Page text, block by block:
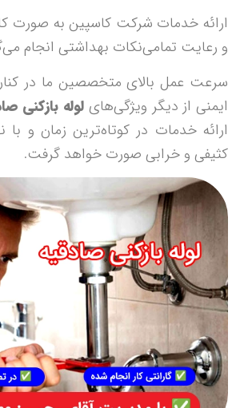
ارائه خدمات شرکت کاسپین به صورت
و رعایت تمامی‌نکات بهداشتی انجام
سرعت عمل بالای متخصصین ما در
ایمنی از دیگر ویژگی‌های لوله بازکنی
ارائه خدمات در کوتاه‌ترین زمان و
کثیفی و خرابی صورت خواهد گرفت.